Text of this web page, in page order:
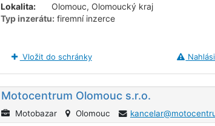
Lokalita:
Olomouc, Olomoucký kraj
Typ inzerátu: firemní inzerce
Vložit do schránky
Motocentrum Olomouc s.r.o.
Motobazar Olomouc